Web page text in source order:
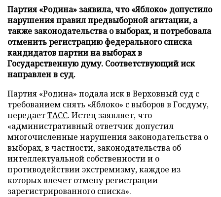
Партия «Родина» заявила, что «Яблоко» допустило
нарушения правил предвыборной агитации, а
также законодательства о выборах, и потребовала
отменить регистрацию федерального списка
кандидатов партии на выборах в
Государственную думу. Соответствующий иск
направлен в суд.
Партия «Родина» подала иск в Верховный суд с
требованием снять «Яблоко» с выборов в Госдуму,
передаетТАСС. Истец заявляет, что
«административный ответчик допустил
многочисленные нарушения законодательства о
выборах, в частности, законодательства об
интеллектуальной собственности и о
противодействии экстремизму, каждое из
которых влечет отмену регистрации
зарегистрированного списка».